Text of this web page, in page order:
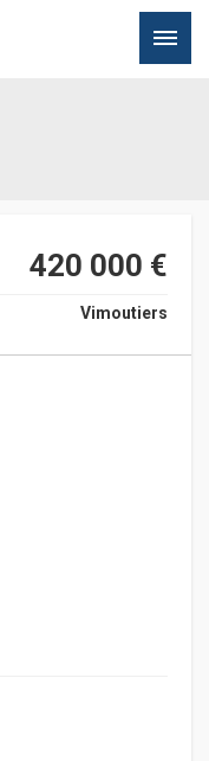
420 000 €
Vimoutiers